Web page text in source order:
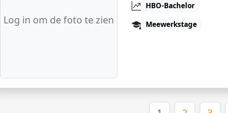
Log in om de foto te zien
HBO-Bachelor
Meewerkstage